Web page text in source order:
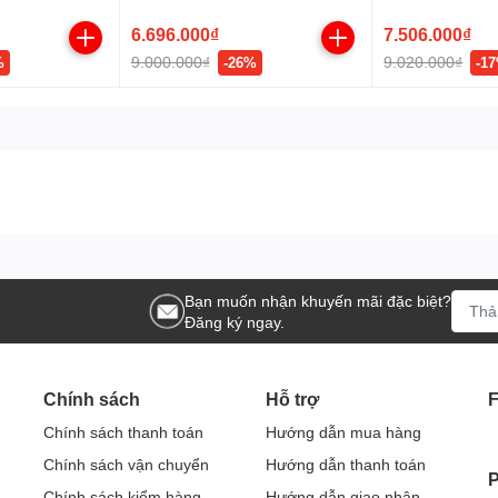
802.1X
quen và hạn chế lỗi thao tác, đặc biệt phù hợp với môi trường có
văn phòng:
6.696.000₫
9.000.000₫ -26%
7.506.000₫
9.020.000₫ -
Bạn muốn nhận khuyến mãi đặc biệt?
Đăng ký ngay.
Chính sách
Chính sách thanh toán
Chính sách vận chuyển
Hỗ trợ
Hướng dẫn mua hàng
Hướng dẫn thanh toán